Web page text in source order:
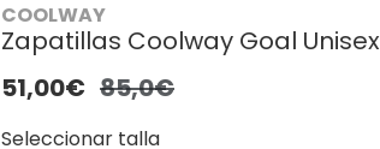
COOLWAY
Zapatillas Coolway Goal Unisex
51,00€ 85,0€
Seleccionar talla